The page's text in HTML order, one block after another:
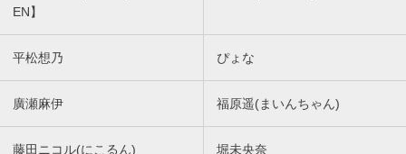
EN】
平松想乃 ぴょな
廣瀬麻伊 福原遥(まいんちゃん)
藤田ニコル(にこるん) 堀未央奈